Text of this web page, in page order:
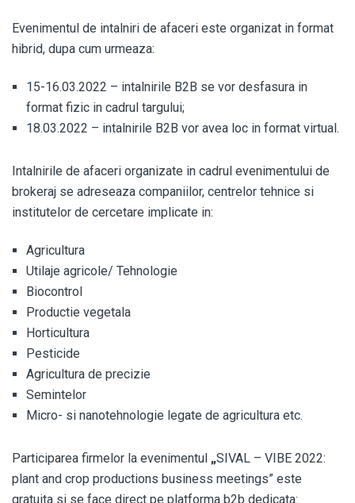
Evenimentul de intalniri de afaceri este organizat in format
hibrid, dupa cum urmeaza:
15-16.03.2022 – intalnirile B2B se vor desfasura in
format fizic in cadrul targului;
18.03.2022 – intalnirile B2B vor avea loc in format virtual.
Intalnirile de afaceri organizate in cadrul evenimentului de
brokeraj se adreseaza companiilor, centrelor tehnice si
institutelor de cercetare implicate in:
Agricultura
Utilaje agricole/ Tehnologie
Biocontrol
Productie vegetala
Horticultura
Pesticide
Agricultura de precizie
Semintelor
Micro- si nanotehnologie legate de agricultura etc.
Participarea firmelor la evenimentul „SIVAL – VIBE 2022:
plant and crop productions business meetings” este
gratuita si se face direct pe platforma b2b dedicata: